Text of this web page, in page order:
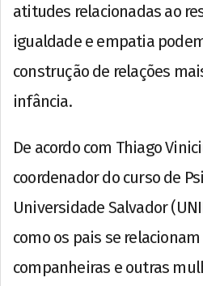
atitudes relacionadas ao
igualdade e empatia
construção de relações
infância.
De acordo com Thiago
coordenador do curso de
Universidade Salvador
como os pais se
companheiras e outras